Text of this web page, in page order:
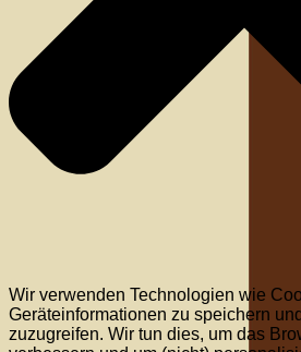
Wir verwenden Technologien wie
Geräteinformationen zu speichern
zuzugreifen. Wir tun dies, um das